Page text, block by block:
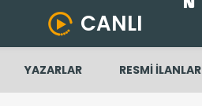
CANLI
YAZARLAR RESMİ İLANLAR